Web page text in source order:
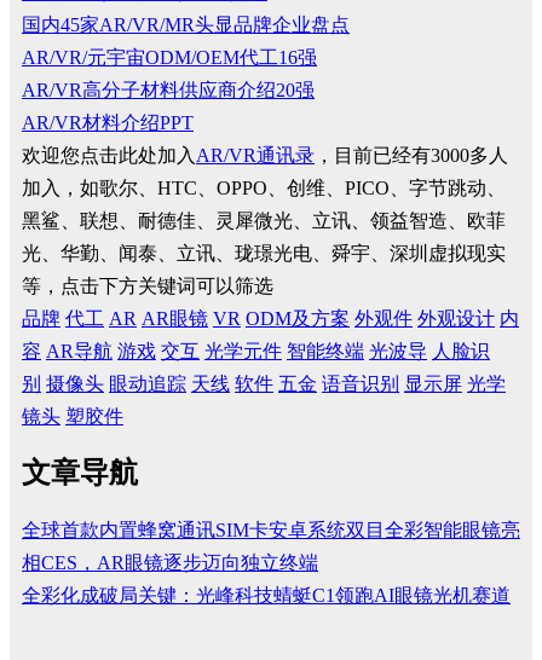
国内45家AR/VR/MR头显品牌企业盘点
AR/VR/元宇宙ODM/OEM代工16强
AR/VR高分子材料供应商介绍20强
AR/VR材料介绍PPT
欢迎您点击此处加入 AR/VR通讯录 ，目前已经有3000多人
加入，如歌尔、HTC、OPPO、创维、PICO、字节跳动、
黑鲨、联想、耐德佳、灵犀微光、立讯、领益智造、欧菲
光、华勤、闻泰、立讯、珑璟光电、舜宇、深圳虚拟现实
等，点击下方关键词可以筛选
品牌 代工 AR AR眼镜 VR ODM及方案 外观件 外观设计 内
容 AR导航 游戏 交互 光学元件 智能终端 光波导 人脸识
别 摄像头 眼动追踪 天线 软件 五金 语音识别 显示屏 光学
镜头 塑胶件
文章导航
全球首款内置蜂窝通讯SIM卡安卓系统双目全彩智能眼镜亮
相CES，AR眼镜逐步迈向独立终端
全彩化成破局关键：光峰科技蜻蜓C1领跑AI眼镜光机赛道